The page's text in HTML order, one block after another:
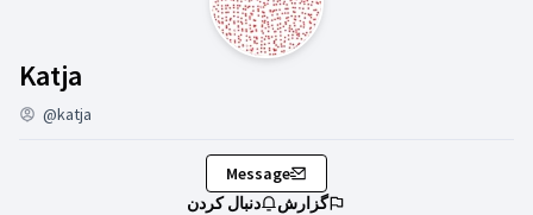
Katja
@katja
Message
دنبال کردن
گزارش